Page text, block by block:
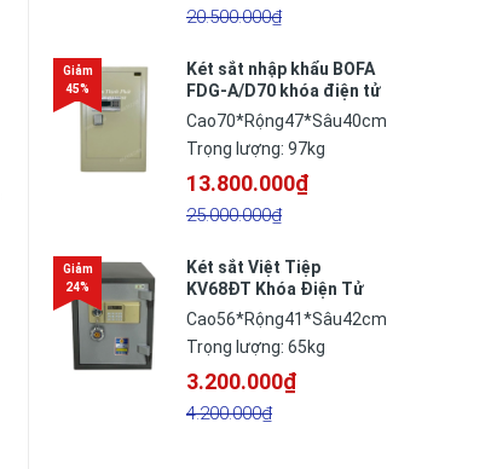
20.500.000₫
Két sắt nhập khẩu BOFA
FDG-A/D70 khóa điện tử
cao cấp công nghệ Đức
Cao70*Rộng47*Sâu40cm
Trọng lượng: 97kg
13.800.000₫
25.000.000₫
Két sắt Việt Tiệp
KV68ĐT Khóa Điện Tử
Cao56*Rộng41*Sâu42cm
Trọng lượng: 65kg
3.200.000₫
4.200.000₫